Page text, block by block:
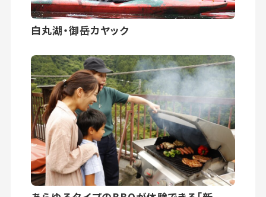
白丸湖・御岳カヤック